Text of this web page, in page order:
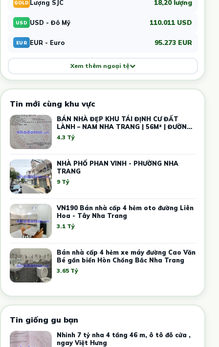
GOLD Lượng SJC 18,20 lượng
USD USD - Đô Mỹ 110.011 USD
EUR EUR - Euro 95.273 EUR
Xem thêm ngoại tệ
Tin mới cùng khu vực
BÁN NHÀ ĐẸP KHU TÁI ĐỊNH CƯ ĐẤT
LÀNH – NAM NHA TRANG | 56M² | ĐƯỜNG
13M
4.3 Tỷ
NHÀ PHỐ PHAN VINH - PHƯỜNG NHA
TRANG
9 Tỷ
VN190 Bán nhà cấp 4 hẻm oto đường Liên
Hoa - Tây Nha Trang
3.1 Tỷ
Bán nhà cấp 4 hẻm xe máy đường Cao Văn
Bé gần biển Hòn Chồng Bắc Nha Trang
3.65 Tỷ
Tin giống gu bạn
Nhỉnh 7 tỷ nha 4 tầng 46 m, ô tô đỗ cửa ,
ngay Việt Hưng